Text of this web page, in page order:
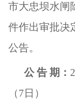
市大忠坝水闸
件作出审批决
公告。
公 告 期：
（7 日）